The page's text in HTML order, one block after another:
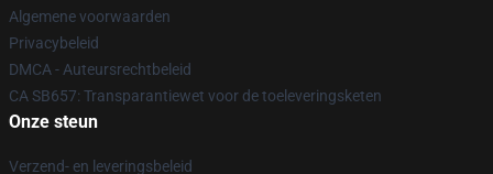
Algemene voorwaarden
Privacybeleid
DMCA - Auteursrechtbeleid
CA SB657: Transparantiewet voor de toeleveringsketen
Onze steun
Verzend- en leveringsbeleid